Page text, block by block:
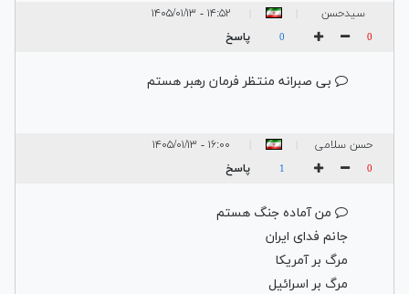
سیدحسن
طباطبائی
۱۴:۵۲ - ۱۴۰۵/۰۱/۱۳
0
0 پاسخ
بی صبرانه منتظر فرمان رهبر هستم
حسن سلامی ۱۶:۰۰ - ۱۴۰۵/۰۱/۱۳
0
1 پاسخ
من آماده جنگ هستم
جانم فدای ایران
مرگ بر آمریکا
مرگ بر اسرائیل